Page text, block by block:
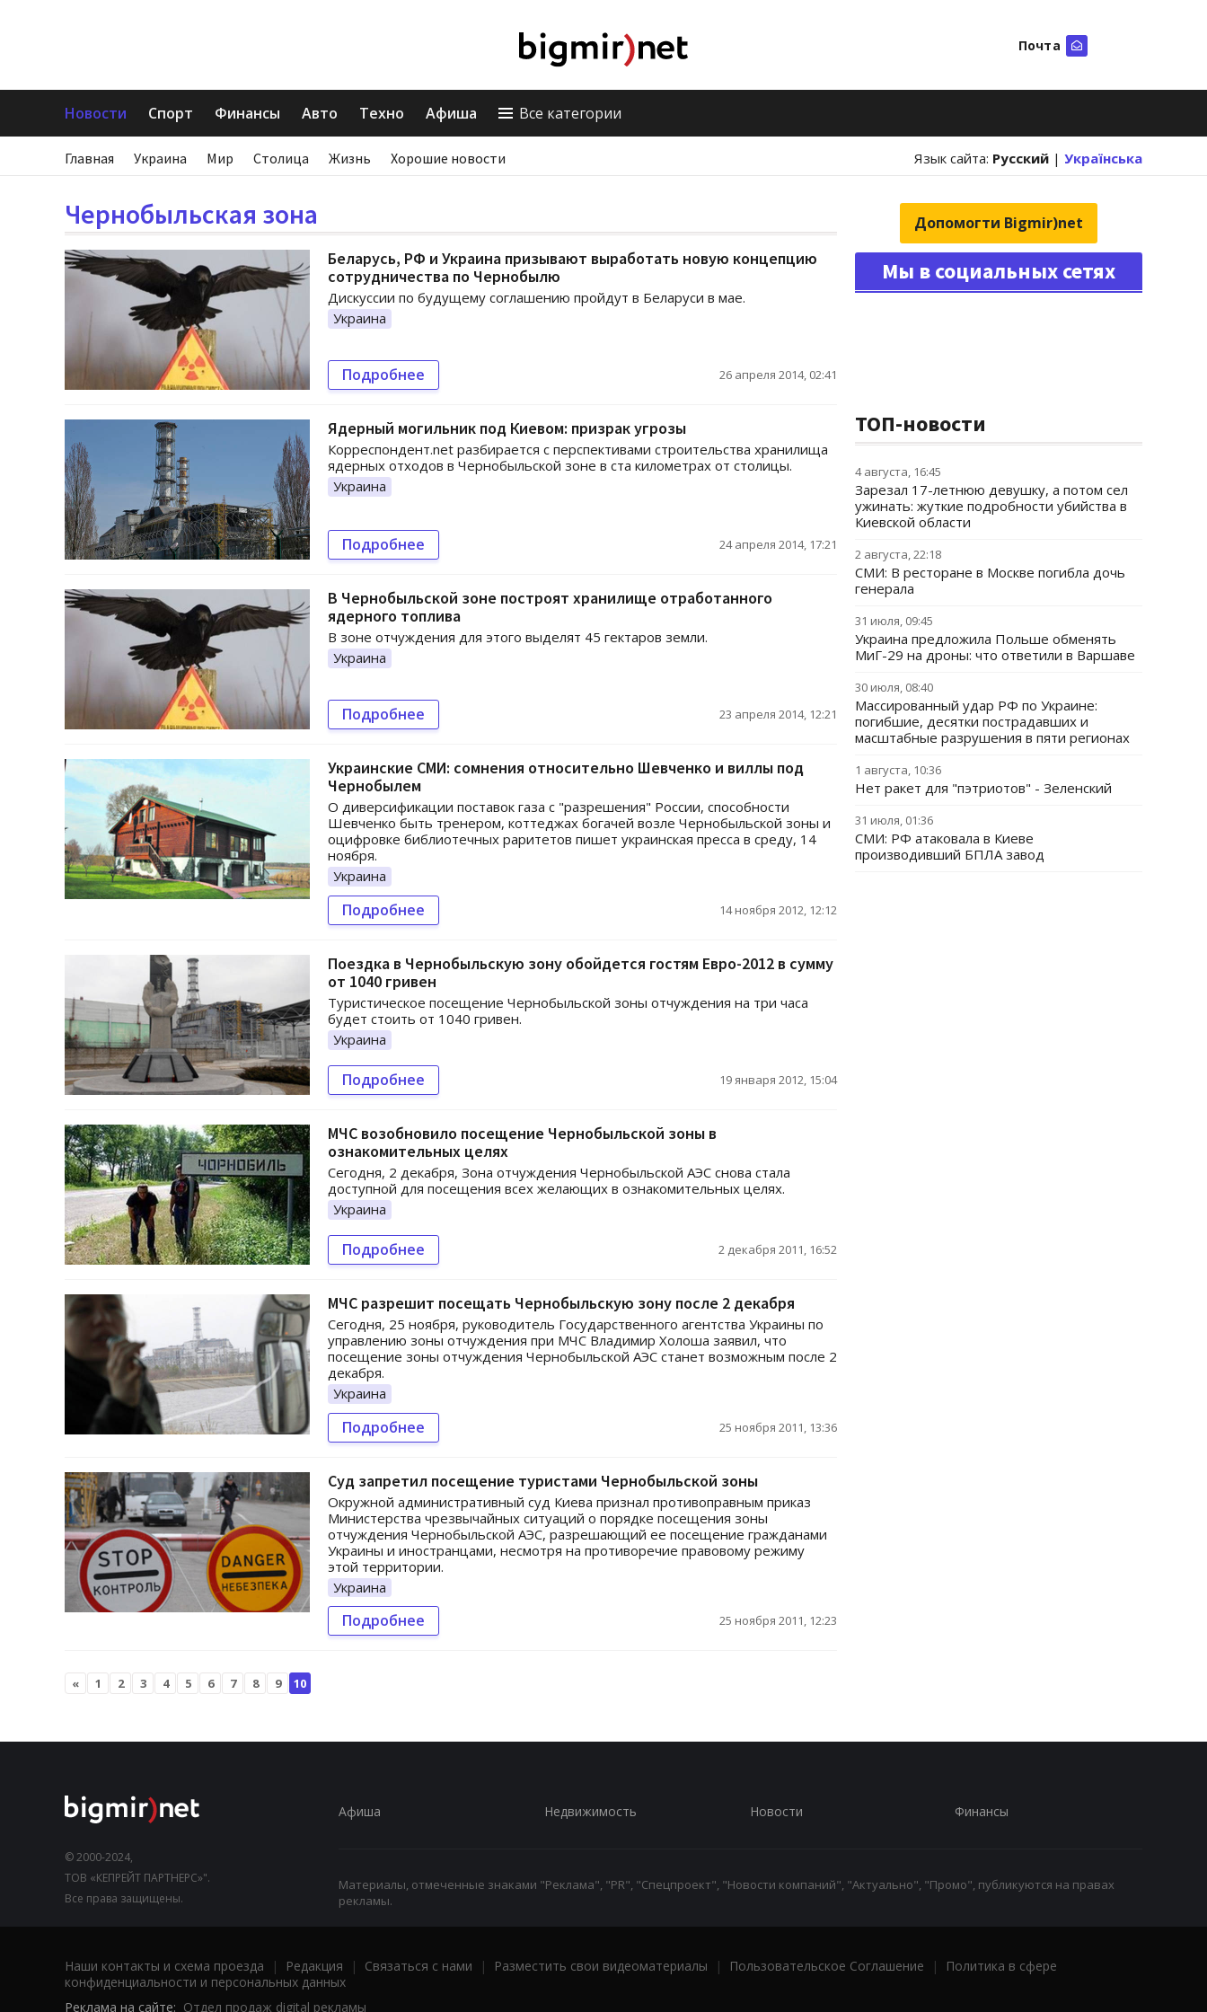
Почта
Новости Спорт Финансы Авто Техно Афиша Все категории
Главная Украина Мир Столица Жизнь Хорошие новости Язык сайта: Русский | Українська
Чернобыльская зона
Беларусь, РФ и Украина призывают выработать новую концепцию
сотрудничества по Чернобылю
Дискуссии по будущему соглашению пройдут в Беларуси в мае.
Украина
Подробнее 26 апреля 2014, 02:41
Ядерный могильник под Киевом: призрак угрозы
Корреспондент.net разбирается с перспективами строительства хранилища
ядерных отходов в Чернобыльской зоне в ста километрах от столицы.
Украина
Подробнее 24 апреля 2014, 17:21
В Чернобыльской зоне построят хранилище отработанного
ядерного топлива
В зоне отчуждения для этого выделят 45 гектаров земли.
Украина
Подробнее 23 апреля 2014, 12:21
Украинские СМИ: сомнения относительно Шевченко и виллы под
Чернобылем
О диверсификации поставок газа с "разрешения" России, способности
Шевченко быть тренером, коттеджах богачей возле Чернобыльской зоны и
оцифровке библиотечных раритетов пишет украинская пресса в среду, 14
ноября.
Украина
Подробнее 14 ноября 2012, 12:12
Поездка в Чернобыльскую зону обойдется гостям Евро-2012 в сумму
от 1040 гривен
Туристическое посещение Чернобыльской зоны отчуждения на три часа
будет стоить от 1040 гривен.
Украина
Подробнее 19 января 2012, 15:04
МЧС возобновило посещение Чернобыльской зоны в
ознакомительных целях
Сегодня, 2 декабря, Зона отчуждения Чернобыльской АЭС снова стала
доступной для посещения всех желающих в ознакомительных целях.
Украина
Подробнее 2 декабря 2011, 16:52
МЧС разрешит посещать Чернобыльскую зону после 2 декабря
Сегодня, 25 ноября, руководитель Государственного агентства Украины по
управлению зоны отчуждения при МЧС Владимир Холоша заявил, что
посещение зоны отчуждения Чернобыльской АЭС станет возможным после 2
декабря.
Украина
Подробнее 25 ноября 2011, 13:36
Суд запретил посещение туристами Чернобыльской зоны
Окружной административный суд Киева признал противоправным приказ
Министерства чрезвычайных ситуаций о порядке посещения зоны
отчуждения Чернобыльской АЭС, разрешающий ее посещение гражданами
Украины и иностранцами, несмотря на противоречие правовому режиму
этой территории.
Украина
Подробнее 25 ноября 2011, 12:23
« 1 2 3 4 5 6 7 8 9 10
Допомогти Bigmir)net
Мы в социальных сетях
ТОП-новости
4 августа, 16:45
Зарезал 17-летнюю девушку, а потом сел
ужинать: жуткие подробности убийства в
Киевской области
2 августа, 22:18
СМИ: В ресторане в Москве погибла дочь
генерала
31 июля, 09:45
Украина предложила Польше обменять
МиГ-29 на дроны: что ответили в Варшаве
30 июля, 08:40
Массированный удар РФ по Украине:
погибшие, десятки пострадавших и
масштабные разрушения в пяти регионах
1 августа, 10:36
Нет ракет для "пэтриотов" - Зеленский
31 июля, 01:36
СМИ: РФ атаковала в Киеве
производивший БПЛА завод
© 2000-2024,
ТОВ «КЕПРЕЙТ ПАРТНЕРС»".
Все права защищены.
Афиша Недвижимость Новости Финансы
Материалы, отмеченные знаками "Реклама", "PR", "Спецпроект", "Новости компаний", "Актуально", "Промо", публикуются на правах
рекламы.
Наши контакты и схема проезда | Редакция | Связаться с нами | Разместить свои видеоматериалы | Пользовательское Соглашение |
Политика в сфере
конфиденциальности и персональных данных
Реклама на сайте: Отдел продаж digital рекламы